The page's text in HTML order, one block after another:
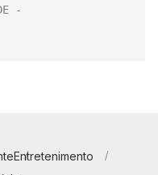
Entretenimento